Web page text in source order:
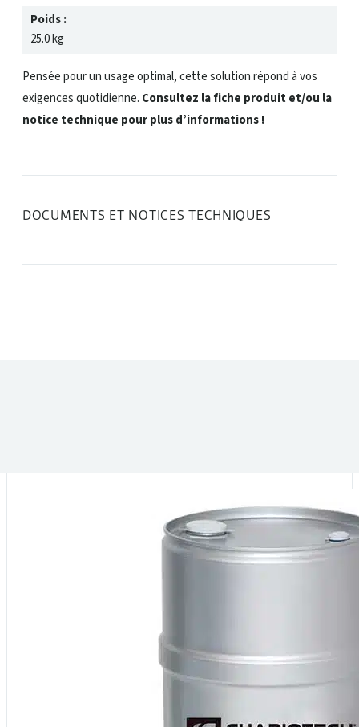
Poids :
25.0 kg
Pensée pour un usage optimal, cette solution répond à vos
exigences quotidienne. Consultez la fiche produit et/ou la
notice technique pour plus d’informations !
DOCUMENTS ET NOTICES TECHNIQUES